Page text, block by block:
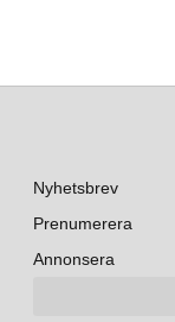
Nyhetsbrev
Prenumerera
Annonsera